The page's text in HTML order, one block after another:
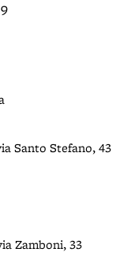
Santo Stefano, 43
Zamboni, 33